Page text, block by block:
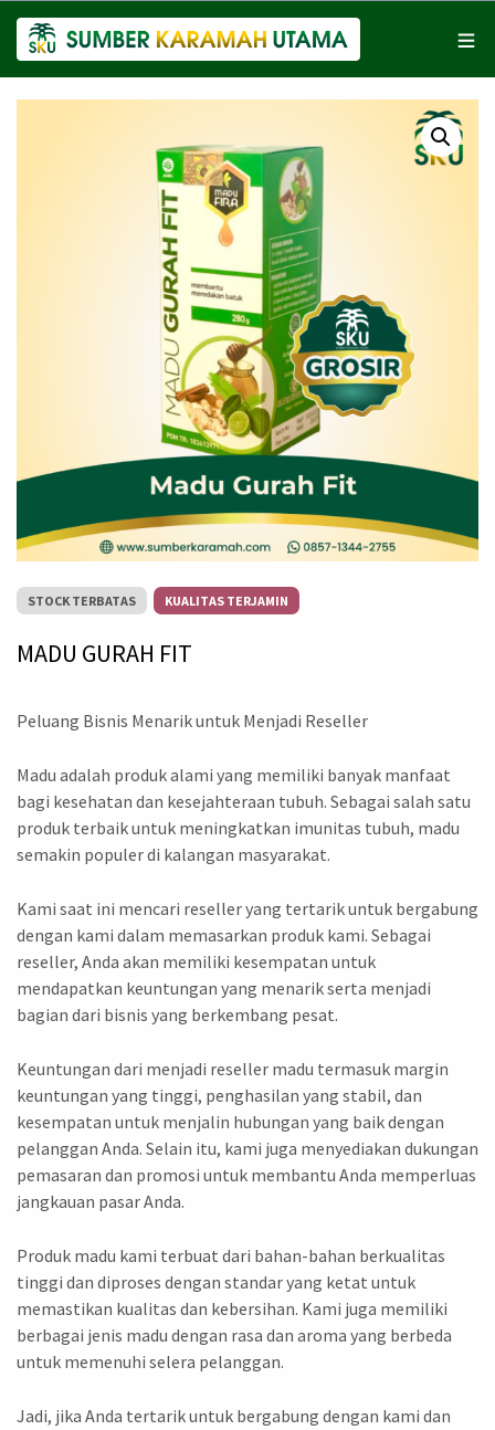
STOCK TERBATAS KUALITAS TERJAMIN
MADU GURAH FIT
Peluang Bisnis Menarik untuk Menjadi Reseller
Madu adalah produk alami yang memiliki banyak manfaat
bagi kesehatan dan kesejahteraan tubuh. Sebagai salah satu
produk terbaik untuk meningkatkan imunitas tubuh, madu
semakin populer di kalangan masyarakat.
Kami saat ini mencari reseller yang tertarik untuk bergabung
dengan kami dalam memasarkan produk kami. Sebagai
reseller, Anda akan memiliki kesempatan untuk
mendapatkan keuntungan yang menarik serta menjadi
bagian dari bisnis yang berkembang pesat.
Keuntungan dari menjadi reseller madu termasuk margin
keuntungan yang tinggi, penghasilan yang stabil, dan
kesempatan untuk menjalin hubungan yang baik dengan
pelanggan Anda. Selain itu, kami juga menyediakan dukungan
pemasaran dan promosi untuk membantu Anda memperluas
jangkauan pasar Anda.
Produk madu kami terbuat dari bahan-bahan berkualitas
tinggi dan diproses dengan standar yang ketat untuk
memastikan kualitas dan kebersihan. Kami juga memiliki
berbagai jenis madu dengan rasa dan aroma yang berbeda
untuk memenuhi selera pelanggan.
Jadi, jika Anda tertarik untuk bergabung dengan kami dan